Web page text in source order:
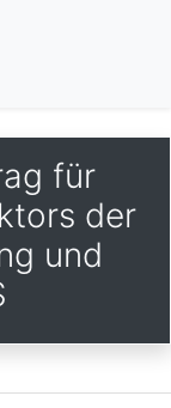
für
der
und